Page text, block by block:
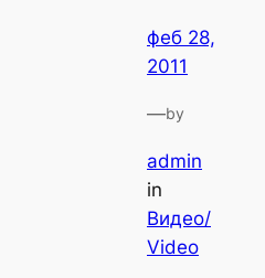
феб 28,
2011
—by
admin
in
Видео/
Video